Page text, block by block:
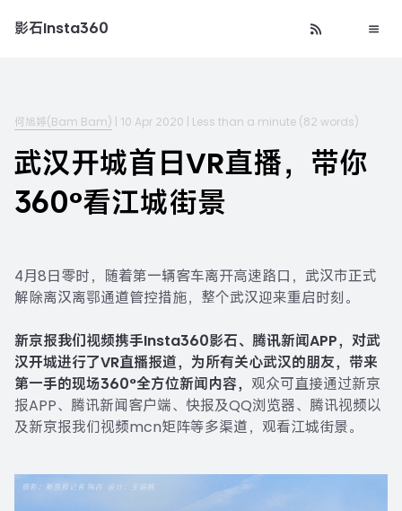
影石Insta360
何旭婷(Bam Bam) 10 Apr 2020 Less than a minute (82 words)
武汉开城首日VR直播，带你
360°看江城街景
4月8日零时，随着第一辆客车离开高速路口，武汉市正式
解除离汉离鄂通道管控措施，整个武汉迎来重启时刻。
新京报我们视频携手Insta360影石、腾讯新闻APP，对武
汉开城进行了VR直播报道，为所有关心武汉的朋友，带来
第一手的现场360°全方位新闻内容， 观众可直接通过新京
报APP、腾讯新闻客户端、快报及QQ浏览器、腾讯视频以
及新京报我们视频mcn矩阵等多渠道，观看江城街景。